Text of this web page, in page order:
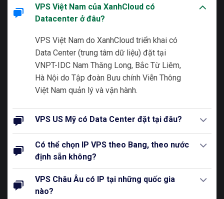
VPS Việt Nam của XanhCloud có
Datacenter ở đâu?
VPS Việt Nam do XanhCloud triển khai có
Data Center (trung tâm dữ liệu) đặt tại
VNPT-IDC Nam Thăng Long, Bắc Từ Liêm,
Hà Nội do Tập đoàn Bưu chính Viễn Thông
Việt Nam quản lý và vận hành.
VPS US Mỹ có Data Center đặt tại đâu?
Có thể chọn IP VPS theo Bang, theo nước
định sẵn không?
VPS Châu Âu có IP tại những quốc gia
nào?